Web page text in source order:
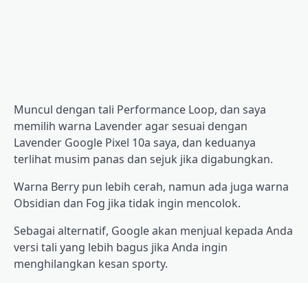
Muncul dengan tali Performance Loop, dan saya
memilih warna Lavender agar sesuai dengan
Lavender Google Pixel 10a saya, dan keduanya
terlihat musim panas dan sejuk jika digabungkan.
Warna Berry pun lebih cerah, namun ada juga warna
Obsidian dan Fog jika tidak ingin mencolok.
Sebagai alternatif, Google akan menjual kepada Anda
versi tali yang lebih bagus jika Anda ingin
menghilangkan kesan sporty.